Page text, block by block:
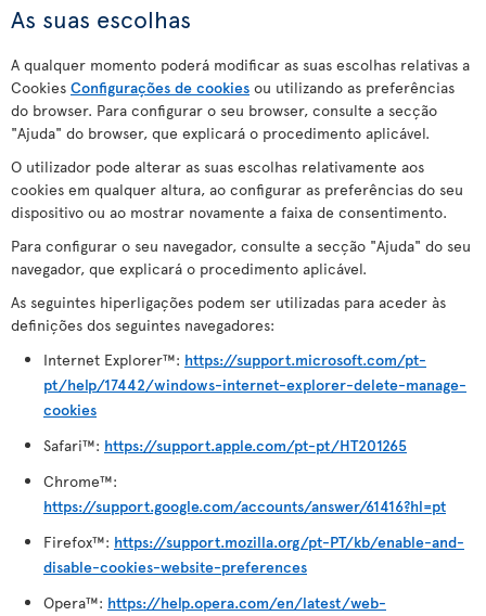
As suas escolhas
A qualquer momento poderá modificar as suas escolhas relativas a
Cookies Configurações de cookies ou utilizando as preferências
do browser. Para configurar o seu browser, consulte a secção
"Ajuda" do browser, que explicará o procedimento aplicável.
O utilizador pode alterar as suas escolhas relativamente aos
cookies em qualquer altura, ao configurar as preferências do seu
dispositivo ou ao mostrar novamente a faixa de consentimento.
Para configurar o seu navegador, consulte a secção "Ajuda" do seu
navegador, que explicará o procedimento aplicável.
As seguintes hiperligações podem ser utilizadas para aceder às
definições dos seguintes navegadores:
Internet Explorer™: https://support.microsoft.com/pt-
pt/help/17442/windows-internet-explorer-delete-manage-
cookies
Safari™: https://support.apple.com/pt-pt/HT201265
Chrome™:
https://support.google.com/accounts/answer/61416?hl=pt
Firefox™: https://support.mozilla.org/pt-PT/kb/enable-and-
disable-cookies-website-preferences
Opera™: https://help.opera.com/en/latest/web-